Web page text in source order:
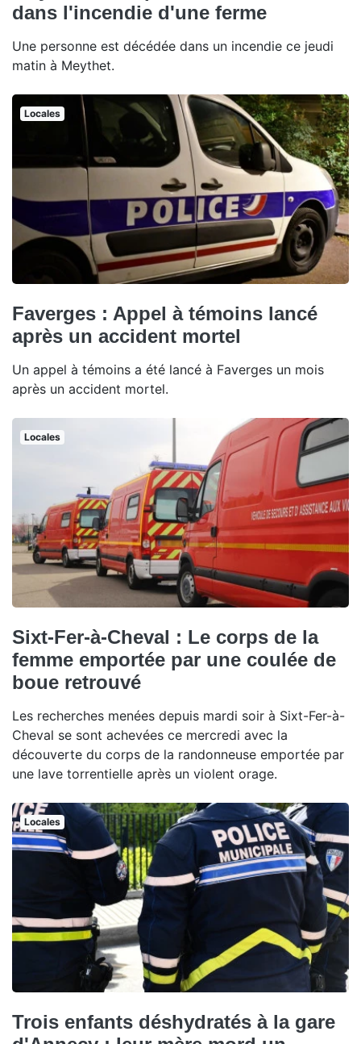
dans l'incendie d'une ferme
Une personne est décédée dans un incendie ce jeudi
matin à Meythet.
Locales
Faverges : Appel à témoins lancé
après un accident mortel
Un appel à témoins a été lancé à Faverges un mois
après un accident mortel.
Locales
Sixt-Fer-à-Cheval : Le corps de la
femme emportée par une coulée de
boue retrouvé
Les recherches menées depuis mardi soir à Sixt-Fer-à-
Cheval se sont achevées ce mercredi avec la
découverte du corps de la randonneuse emportée par
une lave torrentielle après un violent orage.
Locales
Trois enfants déshydratés à la gare